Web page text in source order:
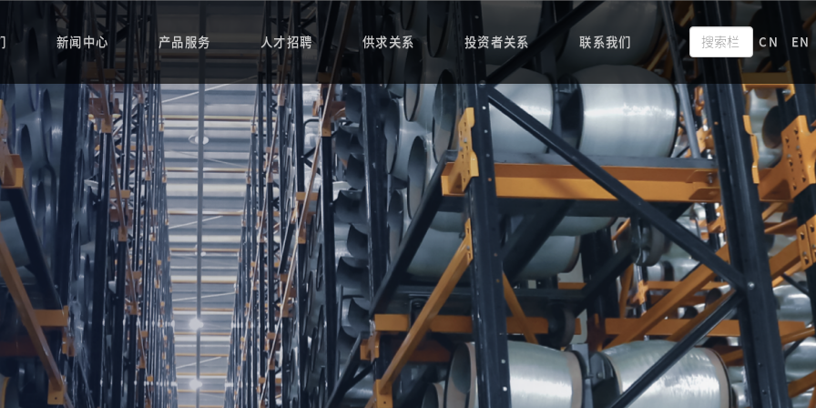
新闻中心 产品服务 人才招聘 供求关系 投资者关系 联系我们 CN EN